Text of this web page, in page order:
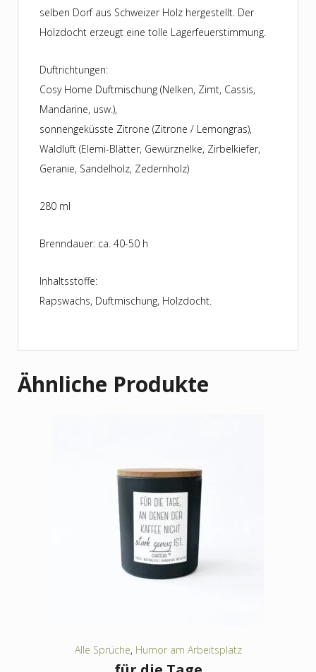
selben Dorf aus Schweizer Holz hergestellt. Der
Holzdocht erzeugt eine tolle Lagerfeuerstimmung.
Duftrichtungen:
Cosy Home Duftmischung (Nelken, Zimt, Cassis,
Mandarine, usw.),
sonnengeküsste Zitrone (Zitrone / Lemongras),
Waldluft (Elemi-Blätter, Gewürznelke, Zirbelkiefer,
Geranie, Sandelholz, Zedernholz)
280 ml
Brenndauer: ca. 40-50 h
Inhaltsstoffe:
Rapswachs, Duftmischung, Holzdocht.
Ähnliche Produkte
Alle Sprüche, Humor am Arbeitsplatz